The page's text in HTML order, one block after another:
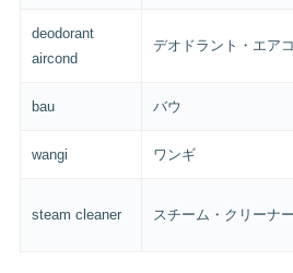
deodorant
aircond
デオドラント・エア
bau バウ
wangi ワンギ
steam cleaner スチーム・クリーナー